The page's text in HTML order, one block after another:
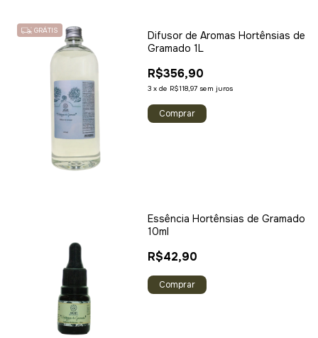
GRÁTIS
Difusor de Aromas Hortênsias de
Gramado 1L
R$356,90
3 x de R$118,97 sem juros
Essência Hortênsias de Gramado
10ml
R$42,90